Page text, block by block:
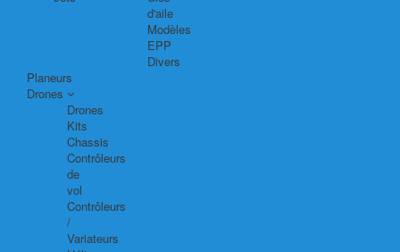
d'aile
Modèles
EPP
Divers
Planeurs
Drones
Drones
Kits
Chassis
Contrôleurs
de
vol
Contrôleurs
/
Variateurs